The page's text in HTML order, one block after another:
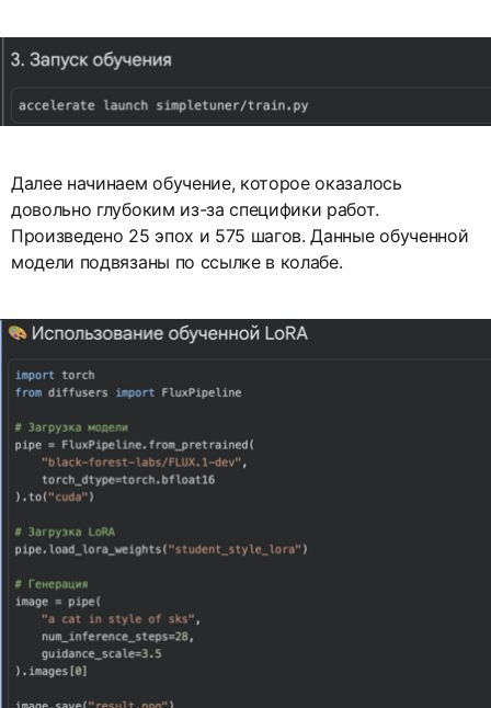
Далее начинаем обучение, которое оказалось
довольно глубоким из-за специфики работ.
Произведено 25 эпох и 575 шагов. Данные обученной
модели подвязаны по ссылке в колабе.